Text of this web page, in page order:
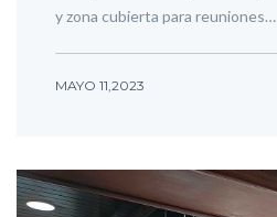
y zona cubierta para reuniones…
MAYO 11,2023